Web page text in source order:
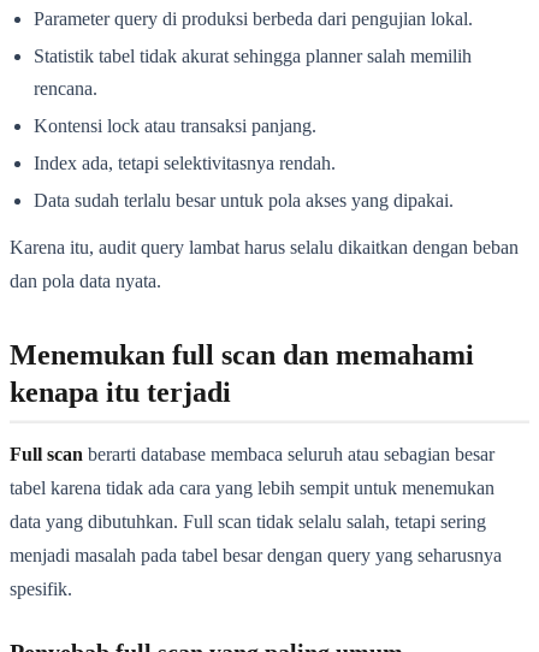
Parameter query di produksi berbeda dari pengujian lokal.
Statistik tabel tidak akurat sehingga planner salah memilih
rencana.
Kontensi lock atau transaksi panjang.
Index ada, tetapi selektivitasnya rendah.
Data sudah terlalu besar untuk pola akses yang dipakai.
Karena itu, audit query lambat harus selalu dikaitkan dengan beban
dan pola data nyata.
Menemukan full scan dan memahami
kenapa itu terjadi
Full scan berarti database membaca seluruh atau sebagian besar
tabel karena tidak ada cara yang lebih sempit untuk menemukan
data yang dibutuhkan. Full scan tidak selalu salah, tetapi sering
menjadi masalah pada tabel besar dengan query yang seharusnya
spesifik.